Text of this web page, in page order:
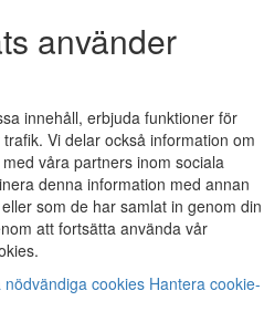
använder
innehåll, erbjuda funktioner för
Vi delar också information om
våra partners inom sociala
denna information med annan
som de har samlat in genom din
att fortsätta använda vår
nödvändiga cookies Hantera cookie-